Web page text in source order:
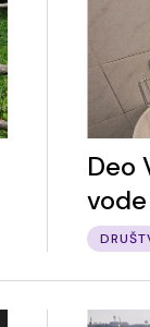
Deo
vode